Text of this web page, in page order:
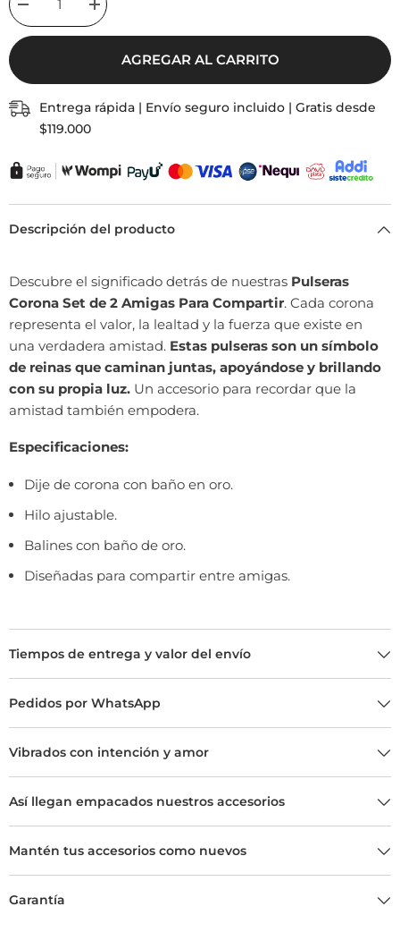
Decrease
quantity
for
Corona
De
2
Amigas
Increase
quantity
for
De
AGREGAR AL CARRITO
Entrega rápida | Envío seguro incluido | Gratis desde
$119.000
Descripción del producto
Descubre el significado detrás de nuestras Pulseras
Corona Set de 2 Amigas Para Compartir. Cada corona
representa el valor, la lealtad y la fuerza que existe en
una verdadera amistad. Estas pulseras son un símbolo
de reinas que caminan juntas, apoyándose y brillando
con su propia luz. Un accesorio para recordar que la
amistad también empodera.
Especificaciones:
Dije de corona con baño en oro.
Hilo ajustable.
Balines con baño de oro.
Diseñadas para compartir entre amigas.
Tiempos de entrega y valor del envío
Pedidos por WhatsApp
Vibrados con intención y amor
Así llegan empacados nuestros accesorios
Mantén tus accesorios como nuevos
Garantía